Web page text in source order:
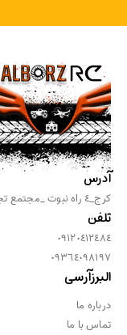
آدرس
كرج_٤ راه نبوت _مجتمع تجارى مهستان واحد ٦٢
تلفن
٠٩١٢٠٤١٢٤٨٤
٠٩٣٦٤٠٩٨١٩٧
البرزآرسی
درباره ما
تماس با ما